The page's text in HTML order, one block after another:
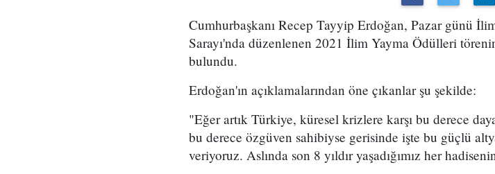
Cumhurbaşkanı Recep Tayyip Erdoğan, Pazar günü
Sarayı'nda düzenlenen 2021 İlim Yayma Ödülleri
bulundu.
Erdoğan'ın açıklamalarından öne çıkanlar şu şekilde:
"Eğer artık Türkiye, küresel krizlere karşı bu derece
bu derece özgüven sahibiyse gerisinde işte bu güçlü
veriyoruz. Aslında son 8 yıldır yaşadığımız her